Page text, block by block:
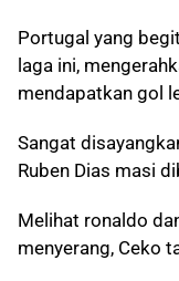
Portugal yang
laga ini,
mendapatkan gol
Sangat
Ruben Dias masi
Melihat ronaldo
menyerang, Ceko